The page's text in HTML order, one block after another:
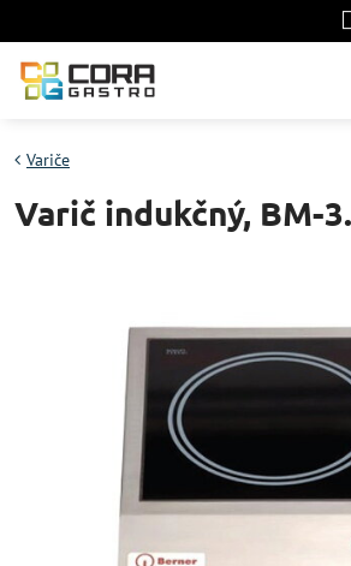
Variče
Varič indukčný, BM-